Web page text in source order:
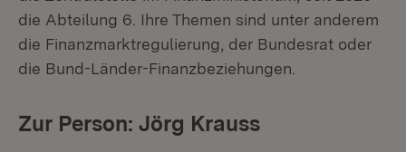
die Abteilung 6. Ihre Themen sind unter anderem
die Finanzmarktregulierung, der Bundesrat oder
die Bund-Länder-Finanzbeziehungen.
Zur Person: Jörg Krauss